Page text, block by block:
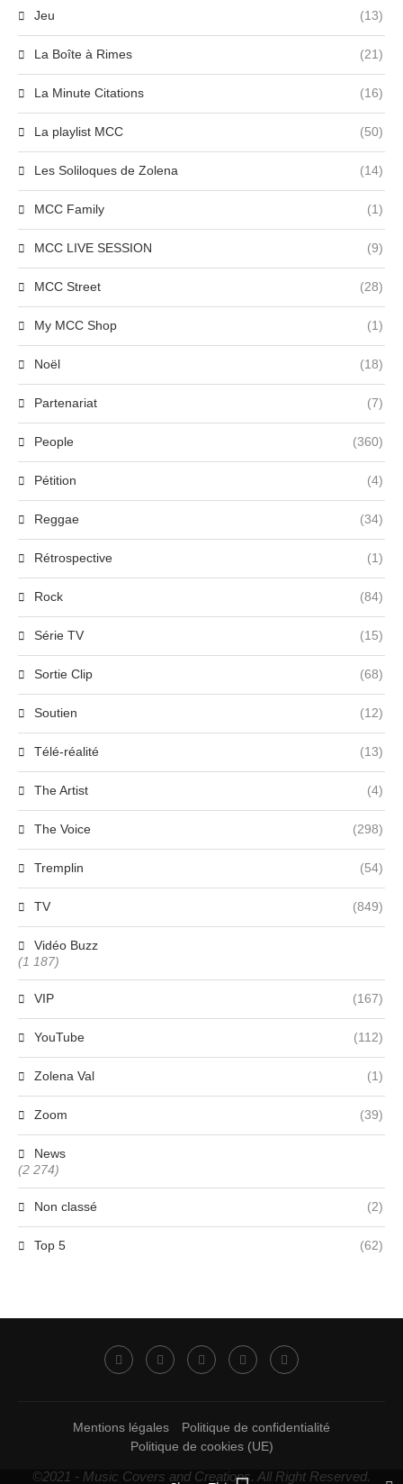
Jeu (13)
La Boîte à Rimes (21)
La Minute Citations (16)
La playlist MCC (50)
Les Soliloques de Zolena (14)
MCC Family (1)
MCC LIVE SESSION (9)
MCC Street (28)
My MCC Shop (1)
Noël (18)
Partenariat (7)
People (360)
Pétition (4)
Reggae (34)
Rétrospective (1)
Rock (84)
Série TV (15)
Sortie Clip (68)
Soutien (12)
Télé-réalité (13)
The Artist (4)
The Voice (298)
Tremplin (54)
TV (849)
Vidéo Buzz
(1 187)
VIP (167)
YouTube (112)
Zolena Val (1)
Zoom (39)
News
(2 274)
Non classé (2)
Top 5 (62)
Mentions légales
Politique de confidentialité
Politique de cookies (UE)
©2021 - Music Covers and Creations. All Right Reserved.